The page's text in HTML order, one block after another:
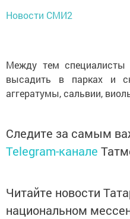
Новости СМИ2
Между тем специалисты
высадить в парках и
аггератумы, сальвии,
Следите за самым
Telegram-канале
Читайте новости
национальном